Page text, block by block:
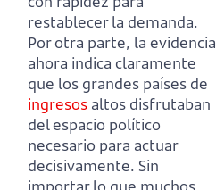
restablecer la demanda.
Por otra parte, la evidencia
ahora indica claramente
que los grandes países de
ingresos altos disfrutaban
del espacio político
necesario para actuar
decisivamente. Sin